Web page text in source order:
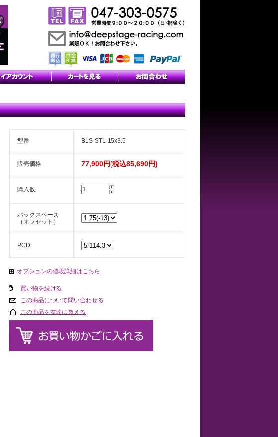
型番 BLS-STL-15x3.5
販売価格 77,900円(税込85,690円)
購入数
バックスペース
（オフセット）
PCD
オプションの値段詳細はこちら
買い物を続ける
この商品について問い合わせる
この商品を友達に教える